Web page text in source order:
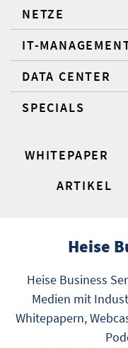
NETZE
IT-
DATA CENTER
SPECIALS
WHITEPAPER
ARTIKEL
Heise
Heise Business
Medien mit
Whitepapern,